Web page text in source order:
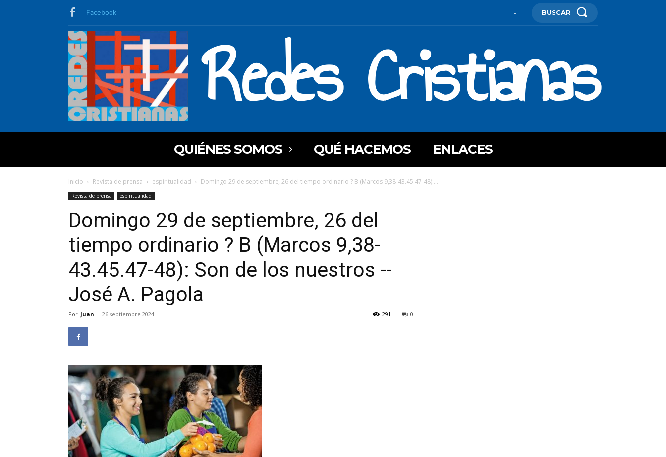
Facebook - BUSCAR
Redes Cristianas
QUIÉNES SOMOS QUÉ HACEMOS ENLACES
Inicio Revista de prensa espiritualidad Domingo 29 de septiembre, 26 del tiempo ordinario ? B (Marcos 9,38-43.45.47-48):...
Revista de prensa espiritualidad
Domingo 29 de septiembre, 26 del
tiempo ordinario ? B (Marcos 9,38-
43.45.47-48): Son de los nuestros --
José A. Pagola
Por Juan - 26 septiembre 2024 0
291